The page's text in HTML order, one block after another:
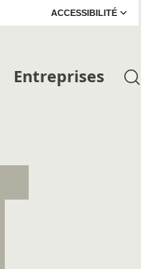
ACCESSIBILITÉ
Entreprises